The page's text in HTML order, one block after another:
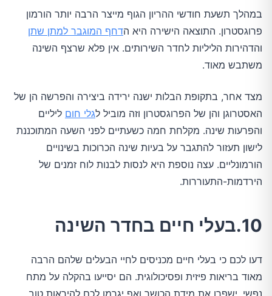
במהלך תשעת חודשי ההריון הגוף מייצר הרבה יותר הורמון
פרוגסטרון. התוצאה הישירה היא הדחף המוגבר למתן שתן
והדהירות הליליות לחדר השירותים. אין פלא שרצף השינה
משתבש מאוד.
מצד אחר, בתקופת הבלות ישנה ירידה ביצירה והפרשה הן של
האסטרוגן והן של הפרוגסטרון וזה מוביל לגלי חום ליליים
והפרעות שינה. מקלחת חמה כשעתיים לפני השעה המתוכננת
לישון תעזור להתגבר על בעיות שינה הכרוכות בשינויים
הורמונליים. עצה נוספת היא לנסות לבנות לוח זמנים של
הירדמות-התעוררות.
10.בעלי חיים בחדר השינה
דעו לכם כי בעלי חיים מכניסים לחיי הבעלים שלהם הרבה
מאוד בריאות פיזית ופסיכולוגית. הם יסייעו בהקלה על מתח
נפשי, ישפרו את מידת הכושר ואף יגרמו לכם להיראות טוב